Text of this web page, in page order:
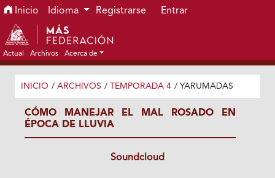
Ir al menú de navegación principal
Ir al contenido principal
Ir al pie de página del sitio
Inicio Idioma Registrarse Entrar
Actual Archivos Acerca de
INICIO / ARCHIVOS / TEMPORADA 4 / YARUMADAS
CÓMO MANEJAR EL MAL ROSADO EN
ÉPOCA DE LLUVIA
Soundcloud